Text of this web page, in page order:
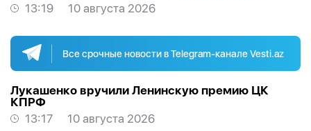
13:19
10 августа 2026
Все срочные новости в Telegram-канале Vesti.az
Лукашенко вручили Ленинскую премию ЦК
КПРФ
13:17
10 августа 2026